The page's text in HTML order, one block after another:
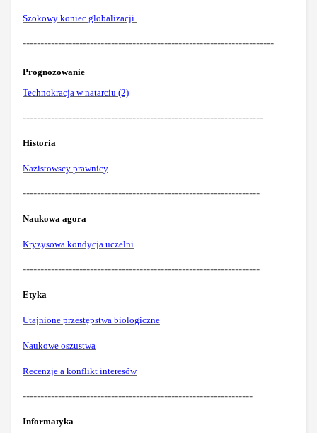
Szokowy koniec globalizacji
-----------------------------------------------------------------------
Prognozowanie
Technokracja w natarciu (2)
--------------------------------------------------------------------
Historia
Nazistowscy prawnicy
-------------------------------------------------------------------
Naukowa agora
Kryzysowa kondycja uczelni
-------------------------------------------------------------------
Etyka
Utajnione przestępstwa biologiczne
Naukowe oszustwa
Recenzje a konflikt interesów
-----------------------------------------------------------------
Informatyka